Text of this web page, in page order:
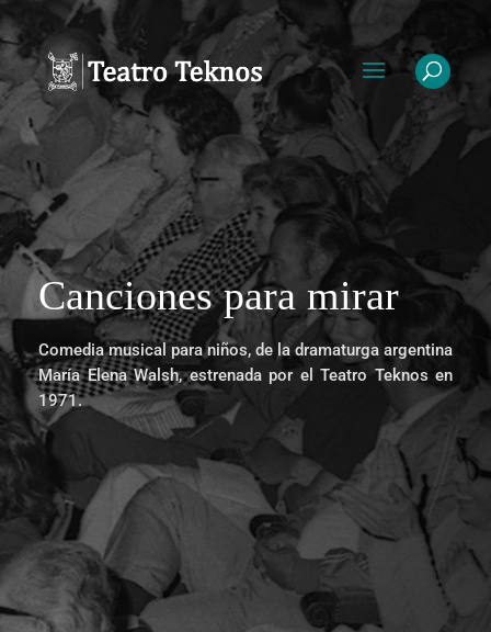
Canciones para mirar
Comedia musical para niños, de la dramaturga argentina
María Elena Walsh, estrenada por el Teatro Teknos en
1971.